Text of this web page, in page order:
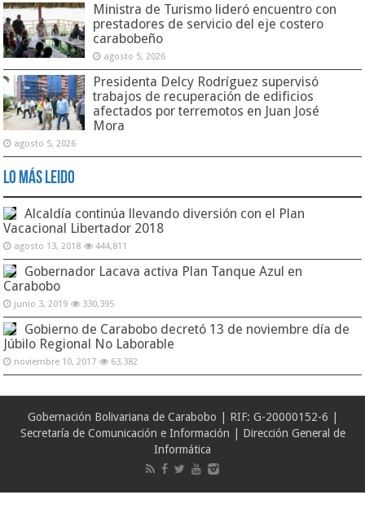
Ministra de Turismo lideró encuentro con
prestadores de servicio del eje costero
carabobeño
agosto 5, 2026
Presidenta Delcy Rodríguez supervisó
trabajos de recuperación de edificios
afectados por terremotos en Juan José
Mora
agosto 5, 2026
Lo Más Leido
Alcaldía continúa llevando diversión con el Plan
Vacacional Libertador 2018
agosto 13, 2018 444,811
Gobernador Lacava activa Plan Tanque Azul en
Carabobo
junio 3, 2019 330,395
Gobierno de Carabobo decretó 13 de noviembre día de
Júbilo Regional No Laborable
noviembre 10, 2017 63,382
Gobernación Bolivariana de Carabobo | RIF: G-20000152-6 |
Secretaría de Comunicación e Información | Dirección General de
Informática